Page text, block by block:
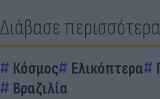
Διάβασε περισσότερα
Κόσμος Ελικόπτερα
Βραζιλία